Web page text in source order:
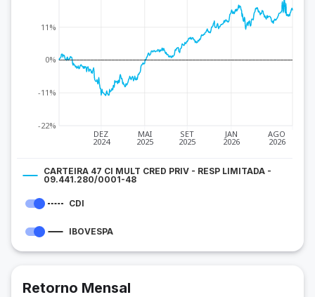
DEZ
2024
MAI
2025
SET
2025
JAN
2026
AGO
2026
-22%
-11%
0%
11%
CARTEIRA 47 CI MULT CRED PRIV - RESP LIMITADA -
09.441.280/0001-48
CDI
IBOVESPA
Retorno Mensal